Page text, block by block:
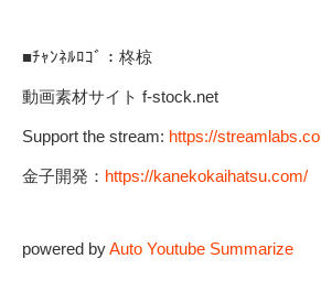
■ﾁｬﾝﾈﾙﾛｺﾞ：柊椋
動画素材サイト f-stock.net
Support the stream: https://
金子開発： https://kanekokaihatsu.com/
powered byAuto Youtube Summarize